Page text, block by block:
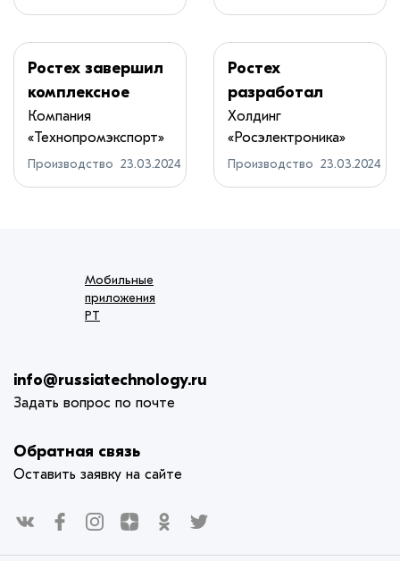
партию биноклей
Ростех завершил
комплексное
опробование
второго
энергоблока ТЭС
«Ударная» на
Компания
«Технопромэкспорт»
Госкорпорации
Производство 23.03.2024
Ростех
разработал
прибор для
лечения
аутоиммунных
заболеваний
Холдинг
«Росэлектроника»
Госкорпорации
Производство 23.03.2024
Мобильные
приложения
РТ
info@russiatechnology.ru
Задать вопрос по почте
Обратная связь
Оставить заявку на сайте